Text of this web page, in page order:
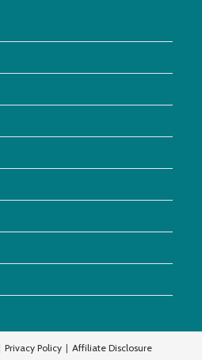
Privacy Policy Affiliate Disclosure